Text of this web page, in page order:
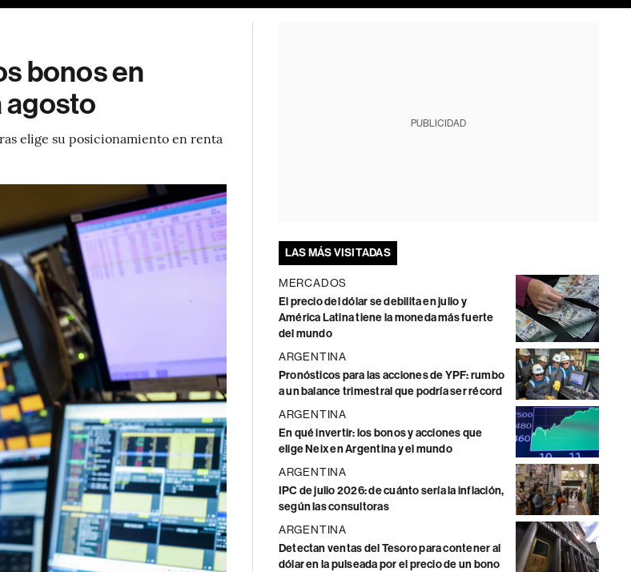
bonos en
agosto
elige su posicionamiento en renta
PUBLICIDAD
LAS MÁS VISITADAS
MERCADOS
El precio del dólar se debilita en julio y
América Latina tiene la moneda más fuerte
del mundo
ARGENTINA
Pronósticos para las acciones de YPF: rumbo
a un balance trimestral que podría ser récord
ARGENTINA
En qué invertir: los bonos y acciones que
elige Neix en Argentina y el mundo
ARGENTINA
IPC de julio 2026: de cuánto sería la inflación,
según las consultoras
ARGENTINA
Detectan ventas del Tesoro para contener al
dólar en la pulseada por el precio de un bono